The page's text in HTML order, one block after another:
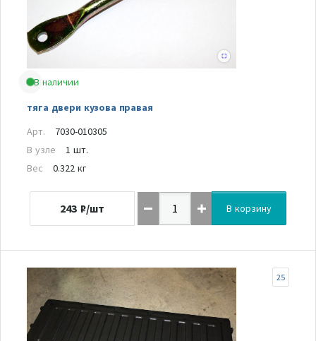
В наличии
тяга двери кузова правая
Арт.
7030-010305
В узле
1 шт.
Вес
0.322 кг
243 ₽/шт В корзину
25